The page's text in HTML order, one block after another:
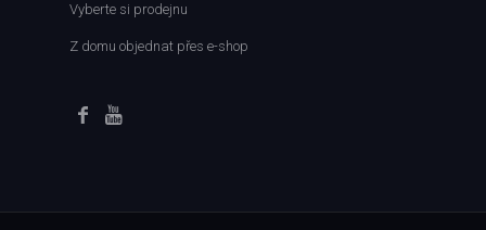
Vyberte si prodejnu
Z domu objednat přes e-shop